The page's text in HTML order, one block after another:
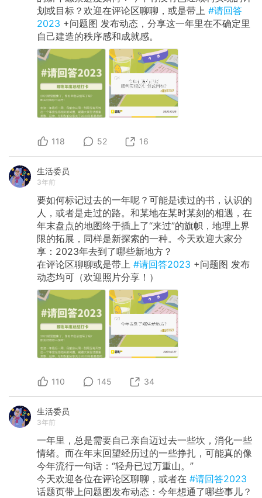
划或目标？欢迎在评论区聊聊，或是带上 #请回答
2023 +问题图 发布动态，分享这一年里在不确定里
自己建造的秩序感和成就感。
118 52 16
生活委员
3年前
要如何标记过去的一年呢？可能是读过的书，认识的
人，或者是走过的路。和某地在某时某刻的相遇，在
年末盘点的地图终于插上了“来过”的旗帜，地理上界
限的拓展，同样是新探索的一种。今天欢迎大家分
享：2023年去到了哪些新地方？
在评论区聊聊或是带上 #请回答2023 +问题图 发布
动态均可（欢迎照片分享！）
110 145 34
生活委员
3年前
一年里，总是需要自己亲自迈过去一些坎，消化一些
情绪。而在年末回望经历过的一些挣扎，可能真的像
今年流行一句话：“轻舟已过万重山。”
今天欢迎各位在评论区聊聊，或者在 #请回答2023
话题页带上问题图发布动态：今年想通了哪些事儿？